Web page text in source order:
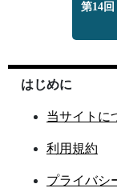
第14
はじめに
当サイトに
利用規約
プライバシ